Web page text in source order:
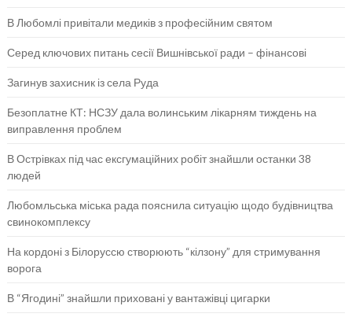
В Любомлі привітали медиків з професійним святом
Серед ключових питань сесії Вишнівської ради – фінансові
Загинув захисник із села Руда
Безоплатне КТ: НСЗУ дала волинським лікарням тиждень на
виправлення проблем
В Острівках під час ексгумаційних робіт знайшли останки 38
людей
Любомльська міська рада пояснила ситуацію щодо будівництва
свинокомплексу
На кордоні з Білоруссю створюють “кілзону” для стримування
ворога
В “Ягодині” знайшли приховані у вантажівці цигарки